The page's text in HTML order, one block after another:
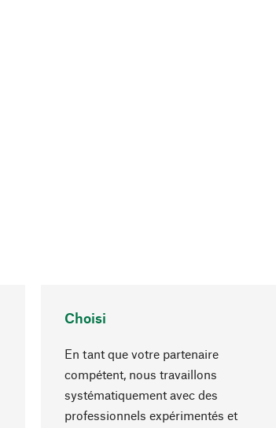
Choisi
En tant que votre partenaire
compétent, nous travaillons
systématiquement avec des
professionnels expérimentés et